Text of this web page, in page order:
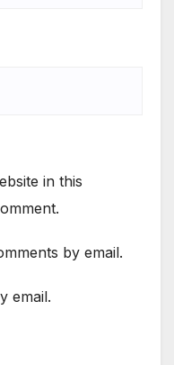
in this
by email.
email.